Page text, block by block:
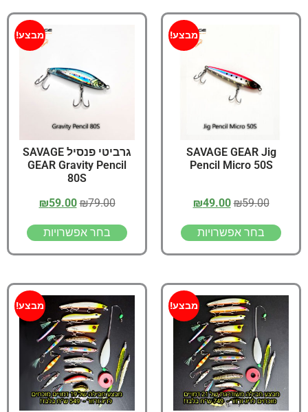
מבצע!
SAVAGE GEAR Jig
Pencil Micro 50S
₪59.00
₪49.00
בחר אפשרויות
מבצע!
גרביטי פנסיל SAVAGE
GEAR Gravity Pencil
80S
₪79.00
₪59.00
בחר אפשרויות
מבצע! מבצע!